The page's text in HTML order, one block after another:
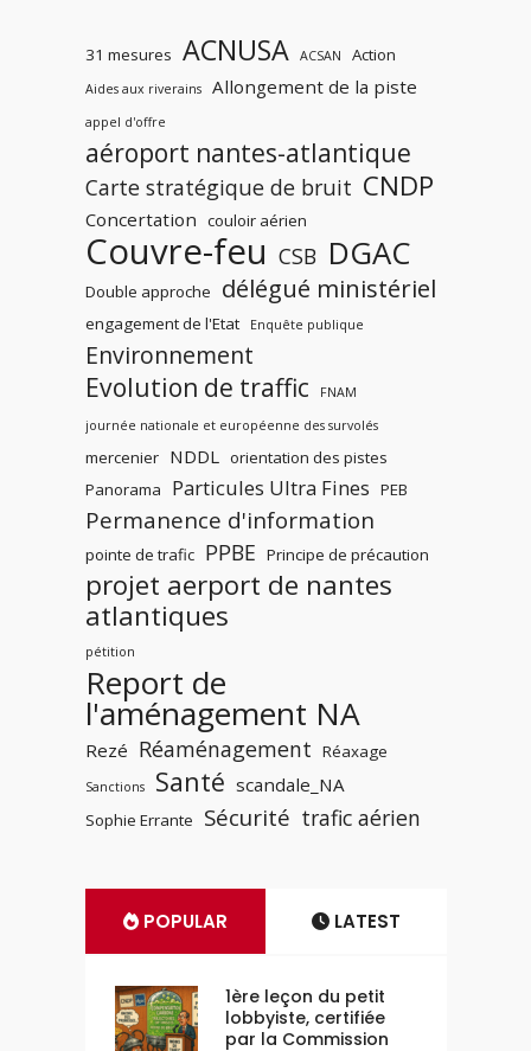
31 mesures ACNUSA ACSAN Action
Aides aux riverains Allongement de la piste
appel d'offre
aéroport nantes-atlantique
Carte stratégique de bruit CNDP
Concertation couloir aérien
Couvre-feu CSB DGAC
Double approche délégué ministériel
engagement de l'Etat Enquête publique
Environnement
Evolution de traffic
FNAM
journée nationale et européenne des survolés
mercenier NDDL orientation des pistes
Panorama
Particules Ultra Fines PEB
Permanence d'information
pointe de trafic PPBE Principe de précaution
projet aerport de nantes
atlantiques
pétition
Report de
l'aménagement NA
Rezé Réaménagement Réaxage
Sanctions Santé scandale_NA
Sophie Errante Sécurité trafic aérien
POPULAR LATEST
1ère leçon du petit
lobbyiste, certifiée
par la Commission